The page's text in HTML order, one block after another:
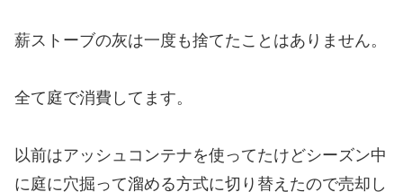
薪ストーブの灰は一度も捨てたことはありません。
全て庭で消費してます。
以前はアッシュコンテナを使ってたけどシーズン中
に庭に穴掘って溜める方式に切り替えたので売却し